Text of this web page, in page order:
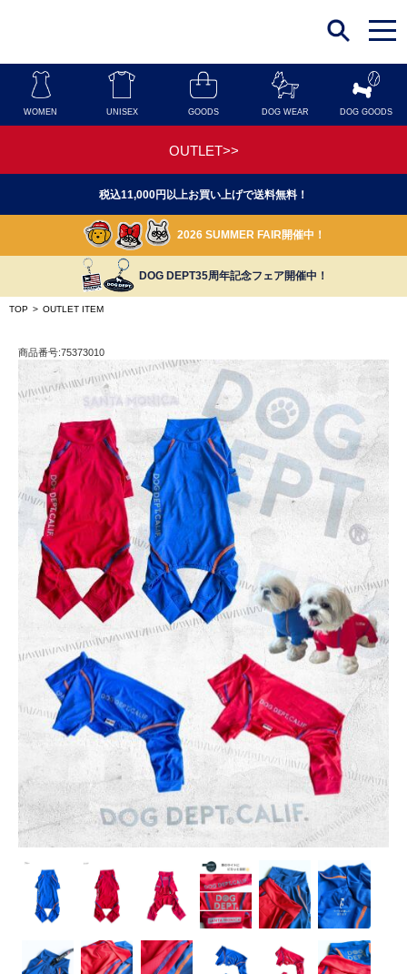
t
o
g
n
a
o
WOMEN UNISEX GOODS DOG WEAR DOG GOODS
OUTLET>>
税込11,000円以上お買い上げで送料無料！
2026 SUMMER FAIR開催中！
DOG DEPT35周年記念フェア開催中！
TOP > OUTLET ITEM
商品番号:75373010